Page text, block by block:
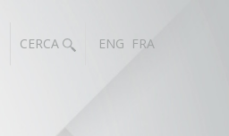
CERCA ENG FRA